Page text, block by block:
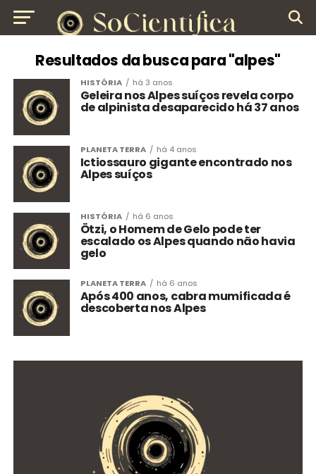
Resultados da busca para "alpes"
HISTÓRIA há 3 anos
Geleira nos Alpes suíços revela corpo
de alpinista desaparecido há 37 anos
PLANETA TERRA há 4 anos
Ictiossauro gigante encontrado nos
Alpes suíços
HISTÓRIA há 6 anos
Ötzi, o Homem de Gelo pode ter
escalado os Alpes quando não havia
gelo
PLANETA TERRA há 6 anos
Após 400 anos, cabra mumificada é
descoberta nos Alpes